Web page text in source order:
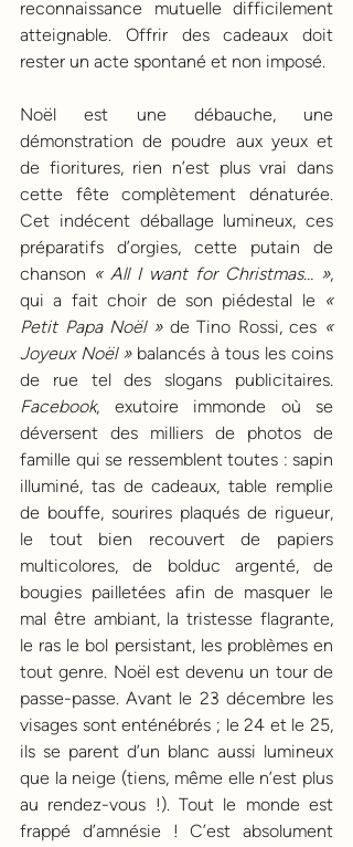
reconnaissance mutuelle difficilement
atteignable. Offrir des cadeaux doit
rester un acte spontané et non imposé.
Noël est une débauche, une
démonstration de poudre aux yeux et
de fioritures, rien n’est plus vrai dans
cette fête complètement dénaturée.
Cet indécent déballage lumineux, ces
préparatifs d’orgies, cette putain de
chanson « All I want for Christmas… »,
qui a fait choir de son piédestal le «
Petit Papa Noël » de Tino Rossi, ces «
Joyeux Noël » balancés à tous les coins
Facebook, exutoire immonde où se
déversent des milliers de photos de
famille qui se ressemblent toutes : sapin
illuminé, tas de cadeaux, table remplie
de bouffe, sourires plaqués de rigueur,
le tout bien recouvert de papiers
multicolores, de bolduc argenté, de
bougies pailletées afin de masquer le
mal être ambiant, la tristesse flagrante,
le ras le bol persistant, les problèmes en
tout genre. Noël est devenu un tour de
passe-passe. Avant le 23 décembre les
visages sont enténébrés ; le 24 et le 25,
ils se parent d’un blanc aussi lumineux
que la neige (tiens, même elle n’est plus
au rendez-vous !). Tout le monde est
frappé d’amnésie ! C’est absolument